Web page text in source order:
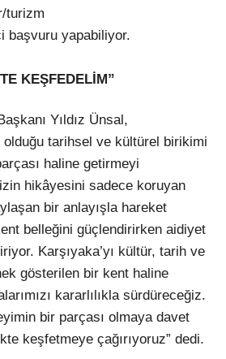
turizm
başvuru yapabiliyor.
KEŞFEDELİM”
Yıldız Ünsal,
olduğu tarihsel ve kültürel birikimi
haline getirmeyi
hikâyesini sadece koruyan
bir anlayışla hareket
belleğini güçlendirirken aidiyet
Karşıyaka’yı kültür, tarih ve
gösterilen bir kent haline
kararlılıkla sürdüreceğiz.
bir parçası olmaya davet
keşfetmeye çağırıyoruz” dedi.